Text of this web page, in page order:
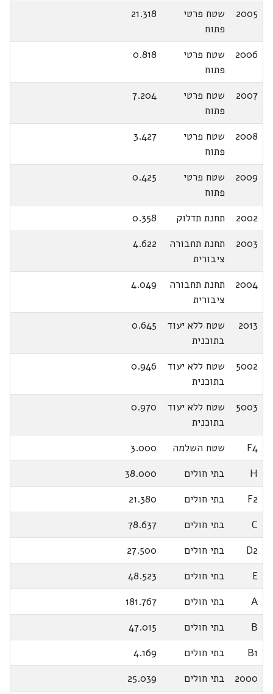
2005
שטח פרטי
פתוח
21.318
2006
שטח פרטי
פתוח
0.818
2007
שטח פרטי
פתוח
7.204
2008
שטח פרטי
פתוח
3.427
2009
שטח פרטי
פתוח
0.425
2002 תחנת תדלוק
0.358
2003
תחנת תחבורה
ציבורית
4.622
2004
תחנת תחבורה
ציבורית
4.049
2013
שטח ללא יעוד
בתוכנית
0.645
5002
שטח ללא יעוד
בתוכנית
0.946
5003
שטח ללא יעוד
בתוכנית
0.970
F4 שטח השלמה
3.000
H
בתי חולים
38.000
F2
בתי חולים
21.380
C
בתי חולים
78.637
D2
בתי חולים
27.500
E
בתי חולים
48.523
A
בתי חולים
181.767
B
בתי חולים
47.015
B1
בתי חולים
4.169
2000
בתי חולים
25.039